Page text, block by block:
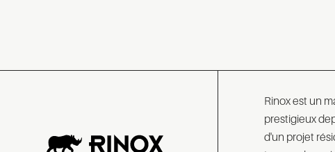
Rinox est un
prestigieux
d'un projet